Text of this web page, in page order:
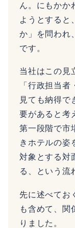
ん。にもかか
ようとすると
か」を問われ
です。
当社はこの見
「行政担当
見ても納得で
要があると考
第一段階で市
きホテルの姿
対象とする対
る、という流
先に述べてお
も含めて、関
りました。